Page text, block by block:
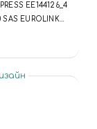
ЕЕ144126_4
SAS EUROLINK